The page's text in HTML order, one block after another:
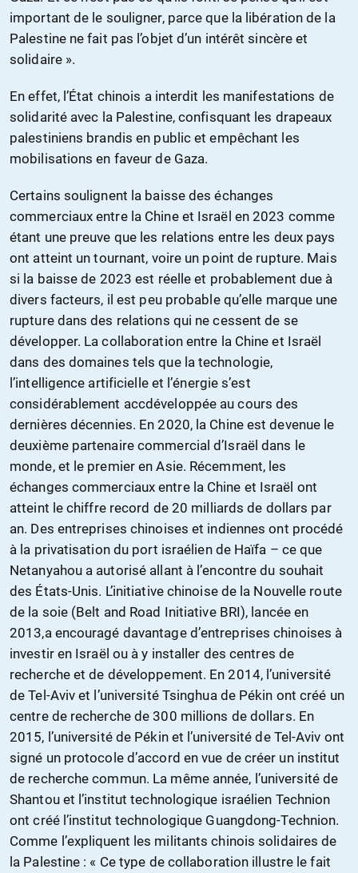
important de le souligner, parce que la libération de la
Palestine ne fait pas l’objet d’un intérêt sincère et
solidaire ».
En effet, l’État chinois a interdit les manifestations de
solidarité avec la Palestine, confisquant les drapeaux
palestiniens brandis en public et empêchant les
mobilisations en faveur de Gaza.
Certains soulignent la baisse des échanges
commerciaux entre la Chine et Israël en 2023 comme
étant une preuve que les relations entre les deux pays
ont atteint un tournant, voire un point de rupture. Mais
si la baisse de 2023 est réelle et probablement due à
divers facteurs, il est peu probable qu’elle marque une
rupture dans des relations qui ne cessent de se
développer. La collaboration entre la Chine et Israël
dans des domaines tels que la technologie,
l’intelligence artificielle et l’énergie s’est
considérablement accdéveloppée au cours des
dernières décennies. En 2020, la Chine est devenue le
deuxième partenaire commercial d’Israël dans le
monde, et le premier en Asie. Récemment, les
échanges commerciaux entre la Chine et Israël ont
atteint le chiffre record de 20 milliards de dollars par
an. Des entreprises chinoises et indiennes ont procédé
à la privatisation du port israélien de Haïfa – ce que
Netanyahou a autorisé allant à l’encontre du souhait
des États-Unis. L’initiative chinoise de la Nouvelle route
de la soie (Belt and Road Initiative BRI), lancée en
2013,a encouragé davantage d’entreprises chinoises à
investir en Israël ou à y installer des centres de
recherche et de développement. En 2014, l’université
de Tel-Aviv et l’université Tsinghua de Pékin ont créé un
centre de recherche de 300 millions de dollars. En
2015, l’université de Pékin et l’université de Tel-Aviv ont
signé un protocole d’accord en vue de créer un institut
de recherche commun. La même année, l’université de
Shantou et l’institut technologique israélien Technion
ont créé l’institut technologique Guangdong-Technion.
Comme l’expliquent les militants chinois solidaires de
la Palestine : « Ce type de collaboration illustre le fait